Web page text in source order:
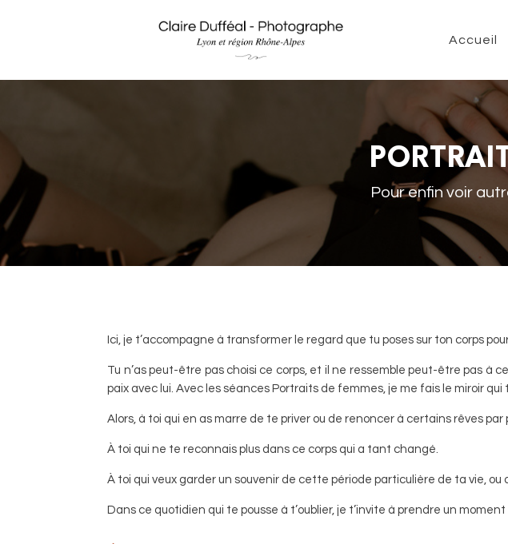
Accueil
Pour enfin voir
Ici, je t’accompagne à transformer le regard que tu poses sur ton corps
Tu n’as peut-être pas choisi ce corps, et il ne ressemble peut-être pas à
paix avec lui. Avec les séances Portraits de femmes, je me fais le miroir
Alors, à toi qui en as marre de te priver ou de renoncer à certains rêves
À toi qui ne te reconnais plus dans ce corps qui a tant changé.
À toi qui veux garder un souvenir de cette période particulière de ta vie, ou
Dans ce quotidien qui te pousse à t’oublier, je t’invite à prendre un